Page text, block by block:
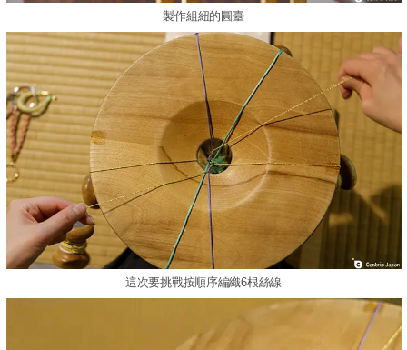
製作組紐的圓臺
這次要挑戰按順序編織6根絲線